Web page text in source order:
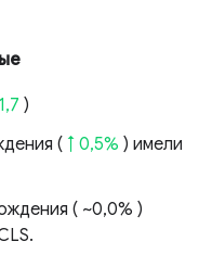
)
( ↑ 0,5% ) имели
( ~0,0% )